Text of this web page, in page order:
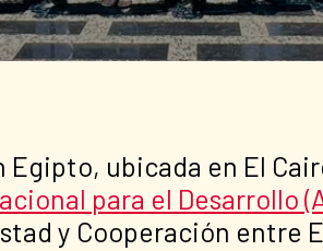
Egipto, ubicada en El
para el Desarrollo
y Cooperación entre